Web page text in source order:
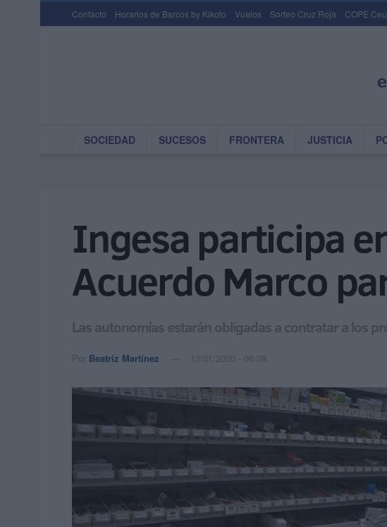
Contacto Horarios de Barcos by Kikoto Vuelos Sorteo Cruz Roja COPE
SOCIEDAD SUCESOS FRONTERA JUSTICIA
Ingesa participa
Acuerdo Marco
Las autonomías estarán obligadas a contratar a los
Por Beatriz Martínez 13/01/2020 - 06:38